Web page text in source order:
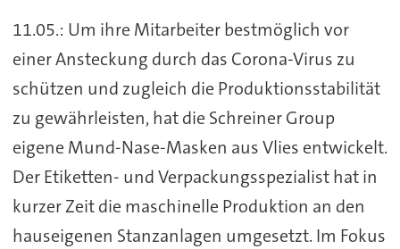
11.05.: Um ihre Mitarbeiter bestmöglich vor
einer Ansteckung durch das Corona-Virus zu
schützen und zugleich die Produktionsstabilität
zu gewährleisten, hat die Schreiner Group
eigene Mund-Nase-Masken aus Vlies entwickelt.
Der Etiketten- und Verpackungsspezialist hat in
kurzer Zeit die maschinelle Produktion an den
hauseigenen Stanzanlagen umgesetzt. Im Fokus